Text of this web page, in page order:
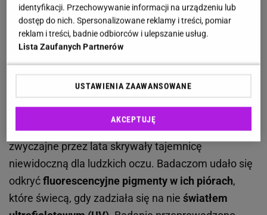
piorunujące wrażenie!
Uszatka zwyczajna świeci w ciemności. W jej
piórach znaleziono fluorescencyjne pigmenty
Jak informuje serwis Earth, najnowsze badania
amerykańskich uczelni wskazują, że uszatki
zwyczajne przez lata skrywały tajemnicę
niewidoczną dla ludzkich oczu. Badaczom udało się
odkryćfluorescencyjne pigmenty w ich piórach,
które świecą, gdy zadziała się na nie światłem
identyfikacji. Przechowywanie informacji na urządzeniu lub
dostęp do nich. Spersonalizowane reklamy i treści, pomiar
reklam i treści, badnie odbiorców i ulepszanie usług.
Lista Zaufanych Partnerów
USTAWIENIA ZAAWANSOWANE
AKCEPTUJĘ